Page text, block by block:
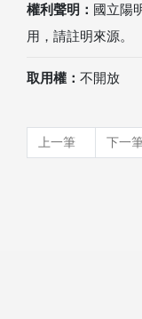
權利聲明： 國立陽
用，請註明來源。
取用權： 不開放
上一筆 下一